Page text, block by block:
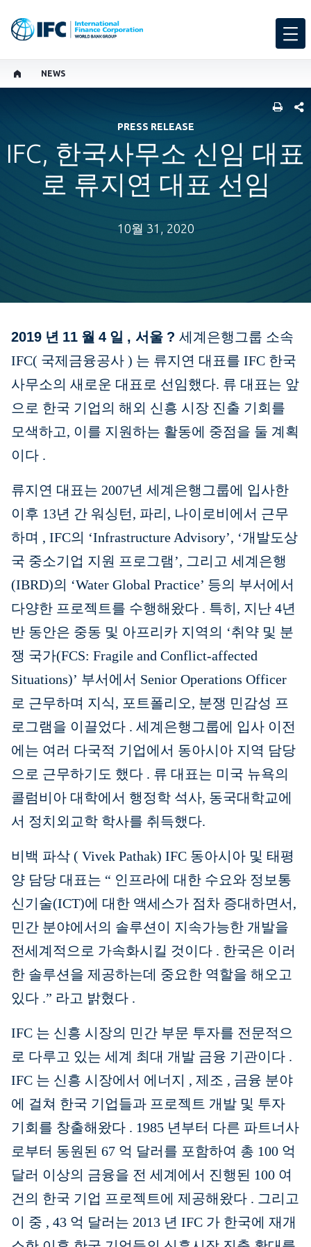
NEWS
PRESS RELEASE
IFC, 한국사무소 신임 대표
로 류지연 대표 선임
10월 31, 2020
2019 년 11 월 4 일 , 서울 ? 세계은행그룹 소속
IFC( 국제금융공사 ) 는 류지연 대표를 IFC 한국
사무소의 새로운 대표로 선임했다. 류 대표는 앞
으로 한국 기업의 해외 신흥 시장 진출 기회를
모색하고, 이를 지원하는 활동에 중점을 둘 계획
이다 .
류지연 대표는 2007년 세계은행그룹에 입사한
이후 13년 간 워싱턴, 파리, 나이로비에서 근무
하며 , IFC의 ‘Infrastructure Advisory’, ‘개발도상
국 중소기업 지원 프로그램’, 그리고 세계은행
(IBRD)의 ‘Water Global Practice’ 등의 부서에서
다양한 프로젝트를 수행해왔다 . 특히, 지난 4년
반 동안은 중동 및 아프리카 지역의 ‘취약 및 분
쟁 국가(FCS: Fragile and Conflict-affected
Situations)’ 부서에서 Senior Operations Officer
로 근무하며 지식, 포트폴리오, 분쟁 민감성 프
로그램을 이끌었다 . 세계은행그룹에 입사 이전
에는 여러 다국적 기업에서 동아시아 지역 담당
으로 근무하기도 했다 . 류 대표는 미국 뉴욕의
콜럼비아 대학에서 행정학 석사, 동국대학교에
서 정치외교학 학사를 취득했다.
비백 파삭 ( Vivek Pathak) IFC 동아시아 및 태평
양 담당 대표는 “ 인프라에 대한 수요와 정보통
신기술(ICT)에 대한 액세스가 점차 증대하면서,
민간 분야에서의 솔루션이 지속가능한 개발을
전세계적으로 가속화시킬 것이다 . 한국은 이러
한 솔루션을 제공하는데 중요한 역할을 해오고
있다 .” 라고 밝혔다 .
IFC 는 신흥 시장의 민간 부문 투자를 전문적으
로 다루고 있는 세계 최대 개발 금융 기관이다 .
IFC 는 신흥 시장에서 에너지 , 제조 , 금융 분야
에 걸쳐 한국 기업들과 프로젝트 개발 및 투자
기회를 창출해왔다 . 1985 년부터 다른 파트너사
로부터 동원된 67 억 달러를 포함하여 총 100 억
달러 이상의 금융을 전 세계에서 진행된 100 여
건의 한국 기업 프로젝트에 제공해왔다 . 그리고
이
중 , 43 억 달러는 2013 년 IFC 가 한국에 재개